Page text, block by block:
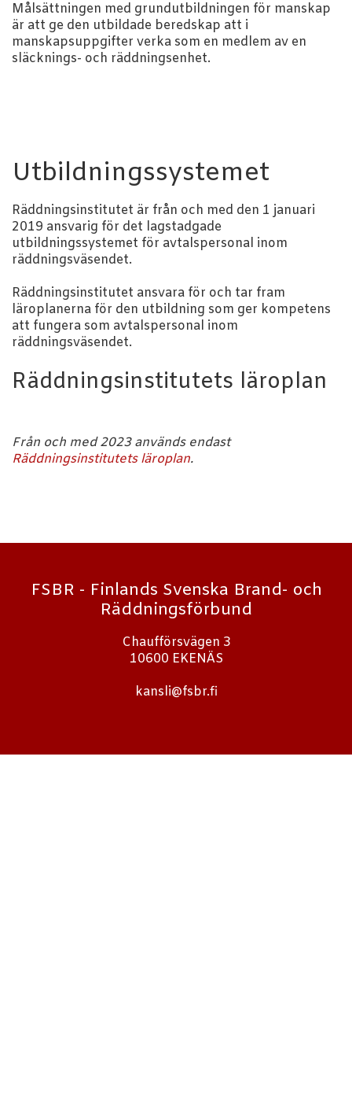
Målsättningen med grundutbildningen för manskap
är att ge den utbildade beredskap att i
manskapsuppgifter verka som en medlem av en
släcknings- och räddningsenhet.
Utbildningssystemet
Räddningsinstitutet är från och med den 1 januari
2019 ansvarig för det lagstadgade
utbildningssystemet för avtalspersonal inom
räddningsväsendet.
Räddningsinstitutet ansvara för och tar fram
läroplanerna för den utbildning som ger kompetens
att fungera som avtalspersonal inom
räddningsväsendet.
Räddningsinstitutets läroplan
Från och med 2023 används endast
Räddningsinstitutets läroplan.
FSBR - Finlands Svenska Brand- och
Räddningsförbund
Chaufförsvägen 3
10600 EKENÄS
kansli@fsbr.fi